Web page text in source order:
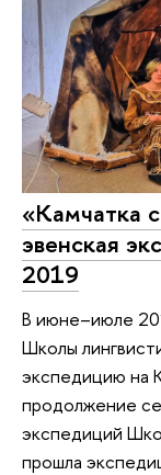
«Камчатка
эвенская
2019
В июне–июле
Школы
экспедицию на
продолжение
экспедиций
прошла